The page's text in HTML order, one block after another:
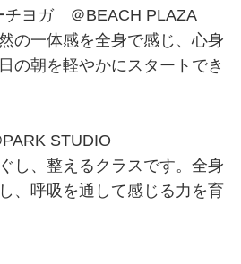
ヨガ ＠BEACH PLAZA
の一体感を全身で感じ、心身
の朝を軽やかにスタートでき
STUDIO
し、整えるクラスです。全身
、呼吸を通して感じる力を育